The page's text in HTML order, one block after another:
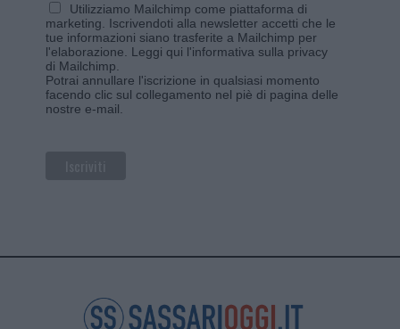
Utilizziamo Mailchimp come piattaforma di
marketing. Iscrivendoti alla newsletter accetti che le
tue informazioni siano trasferite a Mailchimp per
l'elaborazione. Leggi qui l'informativa sulla privacy
di Mailchimp
Potrai annullare l'iscrizione in qualsiasi momento
facendo clic sul collegamento nel piè di pagina delle
nostre e-mail.